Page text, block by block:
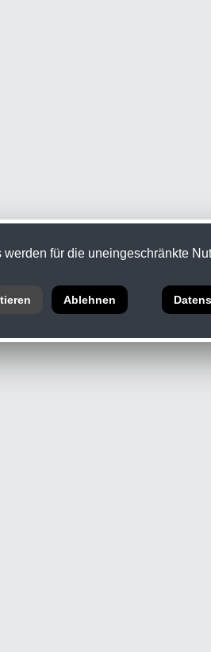
werden für die uneingeschränkte
Ablehnen